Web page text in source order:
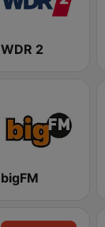
WDR 2
bigFM